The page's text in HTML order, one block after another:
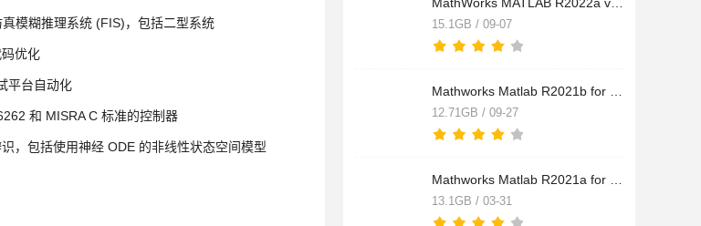
15.1GB / 09-07
12.71GB / 09-27
13.1GB / 03-31
模糊推理系统 (FIS)，包括二型系统
优化
平台自动化
和 MISRA C 标准的控制器
，包括使用神经 ODE 的非线性状态空间模型